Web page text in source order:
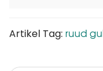
Artikel Tag: ruud